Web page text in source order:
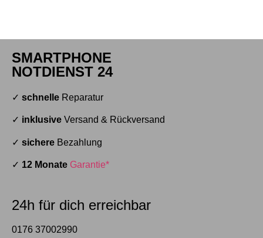
SMARTPHONE
NOTDIENST 24
✓ schnelle Reparatur
✓ inklusive Versand & Rückversand
✓ sichere Bezahlung
✓ 12 Monate Garantie*
24h für dich erreichbar
0176 37002990